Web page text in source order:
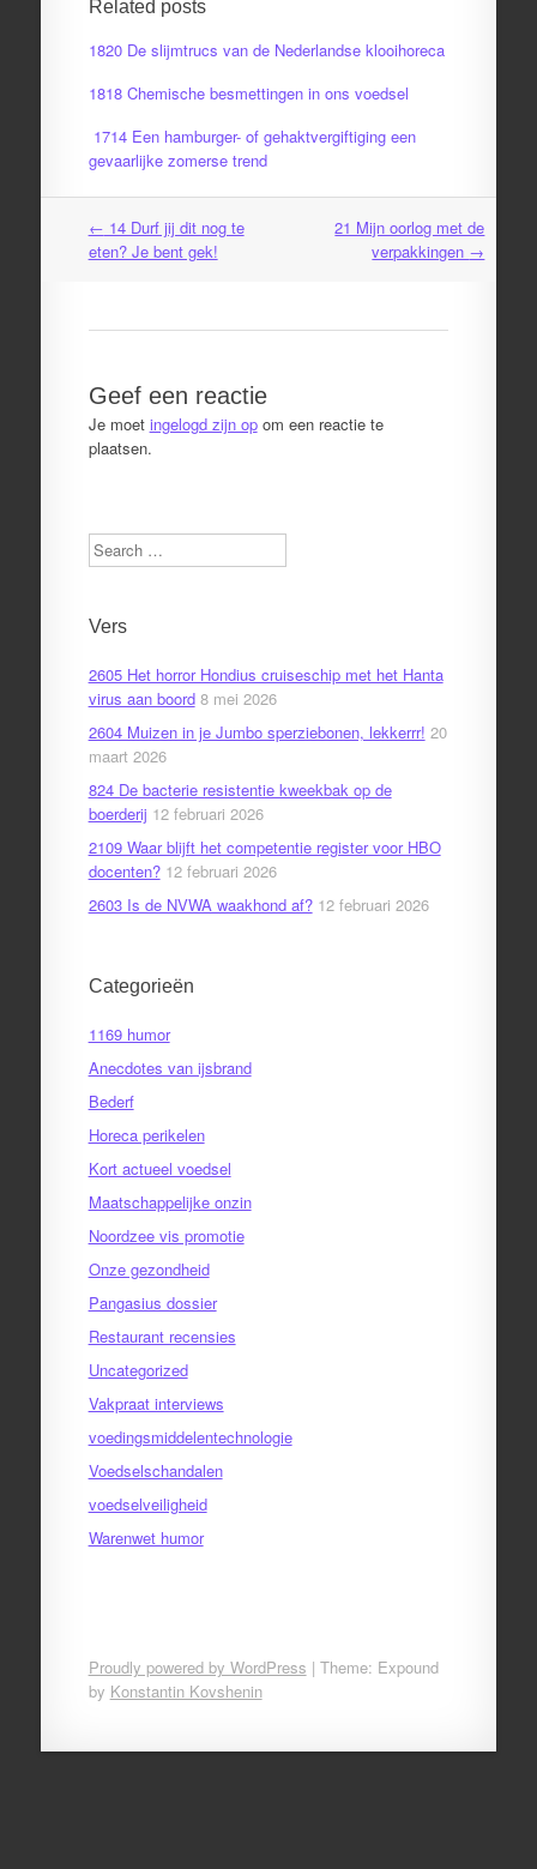
Related posts
1820 De slijmtrucs van de Nederlandse klooihoreca
1818 Chemische besmettingen in ons voedsel
1714 Een hamburger- of gehaktvergiftiging een
gevaarlijke zomerse trend
Post
navigation
← 14 Durf jij dit nog te
eten? Je bent gek!
21 Mijn oorlog met de
verpakkingen →
Geef een reactie
Je moet ingelogd zijn opom een reactie te
plaatsen.
Search
Vers
2605 Het horror Hondius cruiseschip met het Hanta
virus aan boord 8 mei 2026
2604 Muizen in je Jumbo sperziebonen, lekkerrr! 20
maart 2026
824 De bacterie resistentie kweekbak op de
boerderij 12 februari 2026
2109 Waar blijft het competentie register voor HBO
docenten? 12 februari 2026
2603 Is de NVWA waakhond af? 12 februari 2026
Categorieën
1169 humor
Anecdotes van ijsbrand
Bederf
Horeca perikelen
Kort actueel voedsel
Maatschappelijke onzin
Noordzee vis promotie
Onze gezondheid
Pangasius dossier
Restaurant recensies
Uncategorized
Vakpraat interviews
voedingsmiddelentechnologie
Voedselschandalen
voedselveiligheid
Warenwet humor
Proudly powered by WordPress | Theme: Expound
by Konstantin Kovshenin